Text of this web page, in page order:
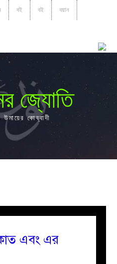
বই বই বয়ান
জ্যোতি
কোব্বাদী
এবং এর